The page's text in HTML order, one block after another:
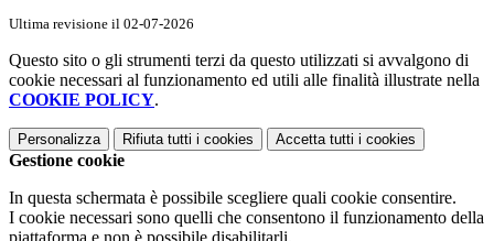
Ultima revisione il 02-07-2026
Questo sito o gli strumenti terzi da questo utilizzati si avvalgono di
cookie necessari al funzionamento ed utili alle finalità illustrate nella
COOKIE POLICY.
Personalizza Rifiuta tutti i cookies Accetta tutti i cookies
Gestione cookie
In questa schermata è possibile scegliere quali cookie consentire.
I cookie necessari sono quelli che consentono il funzionamento della
piattaforma e non è possibile disabilitarli.